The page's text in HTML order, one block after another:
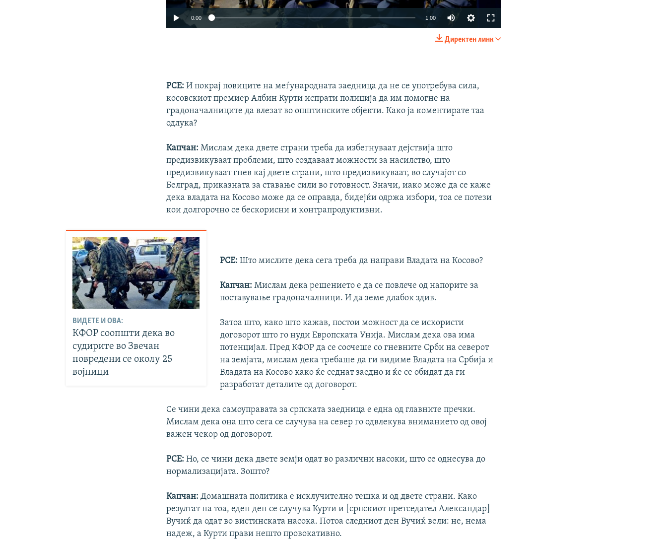
SHARE
Auto 240p 360p 480p
0:00 1:00
720p
Директен линк
РСЕ:И покрај повиците на меѓународната заедница да не се употребува сила,
косовскиот премиер Албин Курти испрати полиција да им помогне на
градоначалниците да влезат во општинските објекти. Како ја коментирате таа
одлука?
Капчан: Мислам дека двете страни треба да избегнуваат дејствија што
предизвикуваат проблеми, што создаваат можности за насилство, што
предизвикуваат гнев кај двете страни, што предизвикуваат, во случајот со
Белград, приказната за ставање сили во готовност. Значи, иако може да се каже
дека владата на Косово може да се оправда, бидејќи одржа избори, тоа се потези
кои долгорочно се бескорисни и контрапродуктивни.
ВИДЕТЕ И ОВА:
КФОР соопшти дека во
судирите во Звечан
повредени се околу 25
војници
РСЕ: Што мислите дека сега треба да направи Владата на Косово?
Капчан: Мислам дека решението е да се повлече од напорите за
поставување градоначалници. И да земе длабок здив.
Затоа што, како што кажав, постои можност да се искористи
договорот што го нуди Европската Унија. Мислам дека ова има
потенцијал. Пред КФОР да се соочеше со гневните Срби на северот
на земјата, мислам дека требаше да ги видиме Владата на Србија и
Владата на Косово како ќе седнат заедно и ќе се обидат да ги
разработат деталите од договорот.
Се чини дека самоуправата за српската заедница е една од главните пречки.
Мислам дека она што сега се случува на север го одвлекува вниманието од овој
важен чекор од договорот.
РСЕ:Но, се чини дека двете земји одат во различни насоки, што се однесува до
нормализацијата. Зошто?
Капчан:Домашната политика е исклучително тешка и од двете страни. Како
резултат на тоа, еден ден се случува Курти и [српскиот претседател Александар]
Вучиќ да одат во вистинската насока. Потоа следниот ден Вучиќ вели: не, нема
надеж, а Курти прави нешто провокативно.